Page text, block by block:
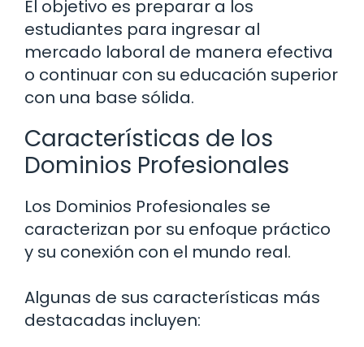
El objetivo es preparar a los
estudiantes para ingresar al
mercado laboral de manera efectiva
o continuar con su educación superior
con una base sólida.
Características de los
Dominios Profesionales
Los Dominios Profesionales se
caracterizan por su enfoque práctico
y su conexión con el mundo real.
Algunas de sus características más
destacadas incluyen: